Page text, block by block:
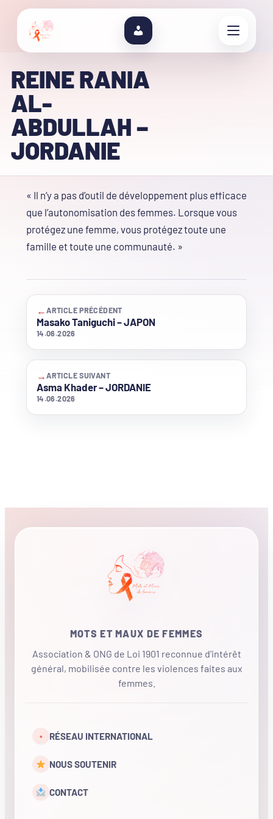
REINE RANIA
AL-
ABDULLAH –
JORDANIE
« Il n’y a pas d’outil de développement plus efficace
que l’autonomisation des femmes. Lorsque vous
protégez une femme, vous protégez toute une
famille et toute une communauté. »
←ARTICLE PRÉCÉDENT
Masako Taniguchi – JAPON
14.06.2026
→ARTICLE SUIVANT
Asma Khader – JORDANIE
14.06.2026
MOTS ET MAUX DE FEMMES
Association & ONG de Loi 1901 reconnue d'intérêt
général, mobilisée contre les violences faites aux
femmes.
• RÉSEAU INTERNATIONAL
NOUS SOUTENIR
CONTACT